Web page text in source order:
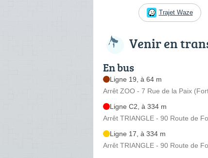
Trajet Waze
Venir en
En bus
Ligne 19, à 64 m
Arrêt ZOO - 7 Rue de la Paix
Ligne C2, à 334 m
Arrêt TRIANGLE - 90 Route de
Ligne 17, à 334 m
Arrêt TRIANGLE - 90 Route de